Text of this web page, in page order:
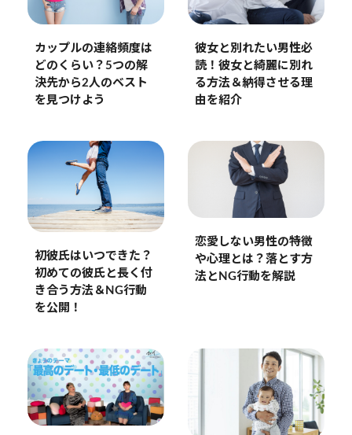
カップルの連絡頻度は
どのくらい？5つの解
決先から2人のベスト
を見つけよう
彼女と別れたい男性必
読！彼女と綺麗に別れ
る方法＆納得させる理
由を紹介
初彼氏はいつできた？
初めての彼氏と長く付
き合う方法＆NG行動
を公開！
恋愛しない男性の特徴
や心理とは？落とす方
法とNG行動を解説